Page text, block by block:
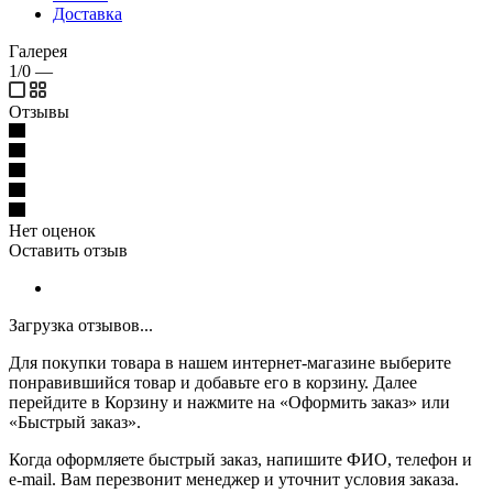
Доставка
Галерея
1/0 —
Отзывы
Нет оценок
Оставить отзыв
Загрузка отзывов...
Для покупки товара в нашем интернет-магазине выберите
понравившийся товар и добавьте его в корзину. Далее
перейдите в Корзину и нажмите на «Оформить заказ» или
«Быстрый заказ».
Когда оформляете быстрый заказ, напишите ФИО, телефон и
e-mail. Вам перезвонит менеджер и уточнит условия заказа.